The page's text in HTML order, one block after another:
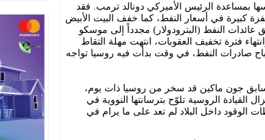
بمساعدة الرئيس الأميركي دونالد ترمب. فقد
كبيرة في أسعار النفط، كما خفف البيت الأبيض
النفط (البترودولار) مجدداً إلى موسكو
فترة تخفيف العقوبات، انتهت مهلة التقاط
صادرات النفط، في وقت بدأت فيه روسيا تواجه
جون ماكين قد سخر من روسيا ذات يوم،
القيادة الروسية تلوّح بترسانتها النووية في
داخل البلاد لم تعد على ما يرام في